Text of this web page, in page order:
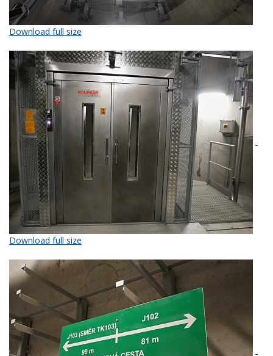
Download full size
Download full size